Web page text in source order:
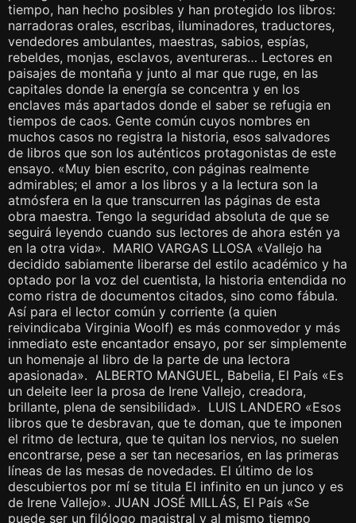
tiempo, han hecho posibles y han protegido los libros:
narradoras orales, escribas, iluminadores, traductores,
vendedores ambulantes, maestras, sabios, espías,
rebeldes, monjas, esclavos, aventureras… Lectores en
paisajes de montaña y junto al mar que ruge, en las
capitales donde la energía se concentra y en los
enclaves más apartados donde el saber se refugia en
tiempos de caos. Gente común cuyos nombres en
muchos casos no registra la historia, esos salvadores
de libros que son los auténticos protagonistas de este
ensayo. «Muy bien escrito, con páginas realmente
admirables; el amor a los libros y a la lectura son la
atmósfera en la que transcurren las páginas de esta
obra maestra. Tengo la seguridad absoluta de que se
seguirá leyendo cuando sus lectores de ahora estén ya
en la otra vida». MARIO VARGAS LLOSA «Vallejo ha
decidido sabiamente liberarse del estilo académico y ha
optado por la voz del cuentista, la historia entendida no
como ristra de documentos citados, sino como fábula.
Así para el lector común y corriente (a quien
reivindicaba Virginia Woolf) es más conmovedor y más
inmediato este encantador ensayo, por ser simplemente
un homenaje al libro de la parte de una lectora
apasionada». ALBERTO MANGUEL, Babelia, El País «Es
un deleite leer la prosa de Irene Vallejo, creadora,
brillante, plena de sensibilidad». LUIS LANDERO «Esos
libros que te desbravan, que te doman, que te imponen
el ritmo de lectura, que te quitan los nervios, no suelen
encontrarse, pese a ser tan necesarios, en las primeras
líneas de las mesas de novedades. El último de los
descubiertos por mí se titula El infinito en un junco y es
de Irene Vallejo». JUAN JOSÉ MILLÁS, El País «Se
puede ser un filólogo magistral y al mismo tiempo